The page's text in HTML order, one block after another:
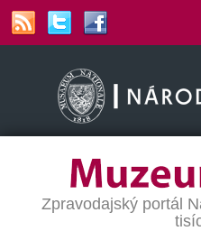
Zpravodajský portál